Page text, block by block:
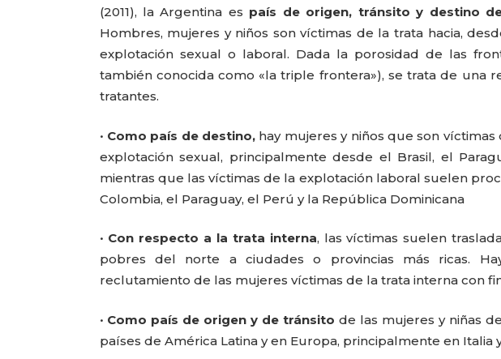
(2011), la Argentina es país de origen, tránsito y destino
Hombres, mujeres y niños son víctimas de la trata hacia,
explotación sexual o laboral. Dada la porosidad de las
también conocida como «la triple frontera»), se trata de una
tratantes.
• Como país de destino, hay mujeres y niños que son
explotación sexual, principalmente desde el Brasil, el
mientras que las víctimas de la explotación laboral suelen
Colombia, el Paraguay, el Perú y la República Dominicana
• Con respecto a la trata interna, las víctimas suelen
pobres del norte a ciudades o provincias más ricas.
reclutamiento de las mujeres víctimas de la trata interna con
• Como país de origen y de tránsito de las mujeres y niñas
países de América Latina y en Europa, principalmente en Italia